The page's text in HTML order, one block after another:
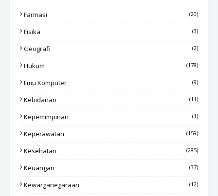
Farmasi (20)
Fisika (3)
Geografi (2)
Hukum (178)
Ilmu Komputer (9)
Kebidanan (11)
Kepemimpinan (1)
Keperawatan (159)
Kesehatan (285)
Keuangan (37)
Kewarganegaraan (12)